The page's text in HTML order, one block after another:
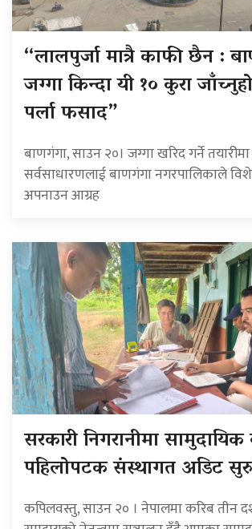
“लालपुर्जा मात्रै काफी छैन :
जग्गा किन्दा यी १० कुरा
पर्ला फसाद”
बाणगंगा, साउन २०। जग्गा खरिद गर्ने
सर्वसाधारणलाई बाणगंगा नगरपालिकाले
अपनाउन आग्रह
सरकारी निगरानीमा
पहिलोपटक संस्थागत अडिट सुरु
कपिलवस्तु, साउन २० । नेपालमा करिब तीन